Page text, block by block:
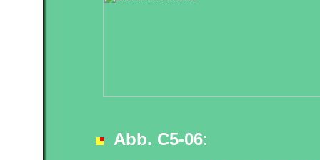
Abb. C5-06: